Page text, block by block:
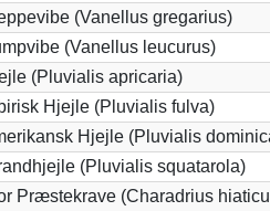
(Vanellus gregarius)
(Vanellus leucurus)
(Pluvialis apricaria)
Hjejle (Pluvialis fulva)
Hjejle (Pluvialis
(Pluvialis squatarola)
Præstekrave (Charadrius